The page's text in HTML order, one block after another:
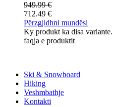
949.99€
712.49 €
Përzgjidhni mundësi
Ky produkt ka disa
faqja e produktit
Ski & Snowboard
Hiking
Veshmbathje
Kontakti